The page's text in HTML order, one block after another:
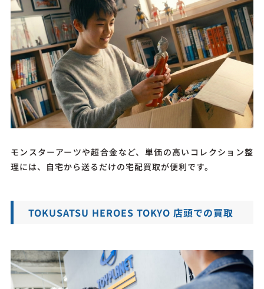
モンスターアーツや超合金など、単価の高いコレクション整
理には、自宅から送るだけの宅配買取が便利です。
TOKUSATSU HEROES TOKYO 店頭での買取